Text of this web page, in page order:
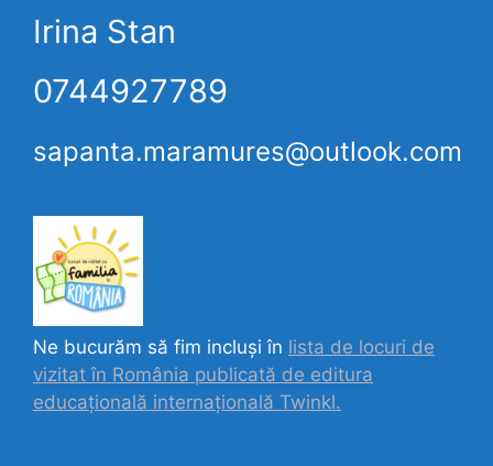
Irina Stan
0744927789
sapanta.maramures@outlook.com
Ne bucurăm să fim incluși în lista de locuri de
vizitat în România publicată de editura
educațională internațională Twinkl.